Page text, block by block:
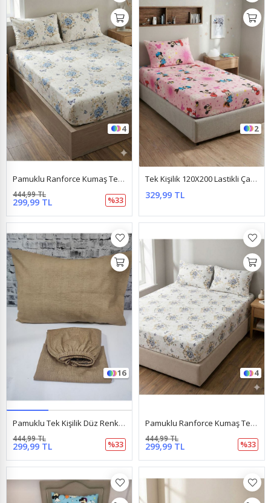
4
Pamuklu Ranforce Kumaş Tek Kişilik Lastikli Çarşaf Takımı (100X200 & 120X200) Kelebek Mavi
299,99 TL
444,99 TL
%33
2
Tek Kişilik 120X200 Lastikli Çarşaf Takımı Mickey Mouse Pembe
329,99 TL
16
Pamuklu Tek Kişilik Düz Renk Lastikli Çarşaf Takımı Kahverengi
299,99 TL
444,99 TL
%33
4
Pamuklu Ranforce Kumaş Tek Kişilik Lastikli Çarşaf Takımı (100X200 & 120X200) Kelebek Gri
299,99 TL
444,99 TL
%33